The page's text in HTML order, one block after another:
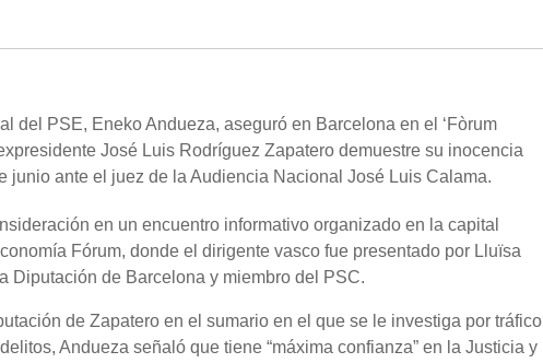
del PSE, Eneko Andueza, aseguró en Barcelona en el ‘Fòrum
José Luis Rodríguez Zapatero demuestre su inocencia
junio ante el juez de la Audiencia Nacional José Luis Calama.
en un encuentro informativo organizado en la capital
Fórum, donde el dirigente vasco fue presentado por Lluïsa
Diputación de Barcelona y miembro del PSC.
de Zapatero en el sumario en el que se le investiga por tráfico
Andueza señaló que tiene “máxima confianza” en la Justicia y